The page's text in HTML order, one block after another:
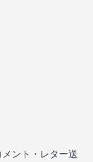
ント・レター送